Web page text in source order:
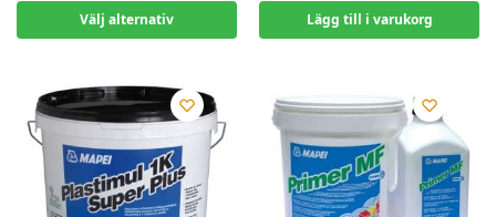
Välj alternativ Lägg till i varukorg